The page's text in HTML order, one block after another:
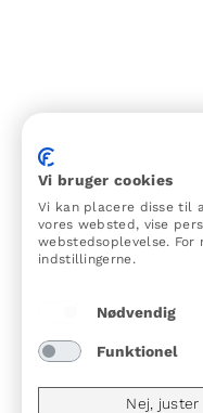
Vi bruger cookies
Vi kan placere disse til
vores websted, vise
webstedsoplevelse. For
indstillingerne.
Nødvendig
Funktionel
Nej, juster